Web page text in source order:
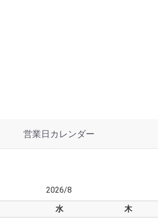
営業日カレンダー
2026/8
水 木